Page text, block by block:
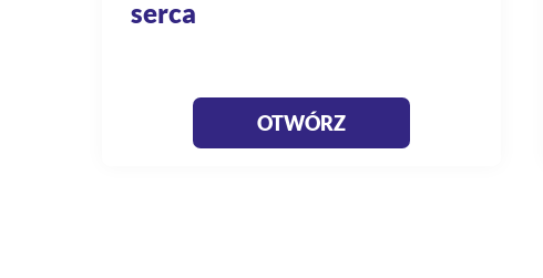
serca
OTWÓRZ